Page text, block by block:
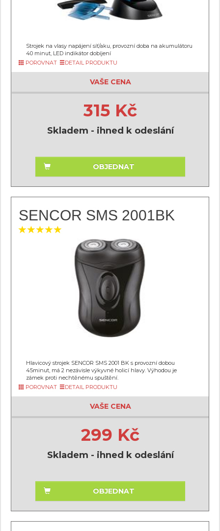
Strojek na vlasy napájení síť/aku, provozní doba na akumulátoru
40 minut, LED indikátor dobíjení
POROVNAT
DETAIL PRODUKTU
VAŠE CENA
315 Kč
Skladem - ihned k odeslání
OBJEDNAT
SENCOR SMS 2001BK
Hlavicový strojek SENCOR SMS 2001 BK s provozní dobou
45minut, má 2 nezávisle výkyvné holicí hlavy. Výhodou je
zámek proti nechtěnému spuštění.
POROVNAT
DETAIL PRODUKTU
VAŠE CENA
299 Kč
Skladem - ihned k odeslání
OBJEDNAT